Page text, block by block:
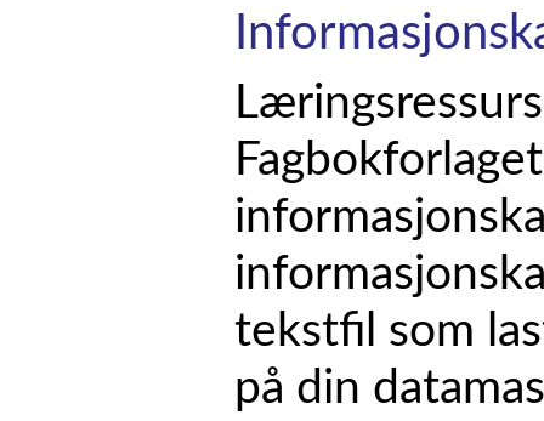
tekstfil som
på din